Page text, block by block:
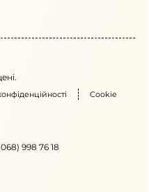
Cookie
998 76 18